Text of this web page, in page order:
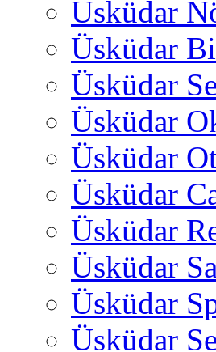
Üsküdar
Üsküdar
Üsküdar
Üsküdar
Üsküdar
Üsküdar
Üsküdar
Üsküdar
Üsküdar
Üsküdar